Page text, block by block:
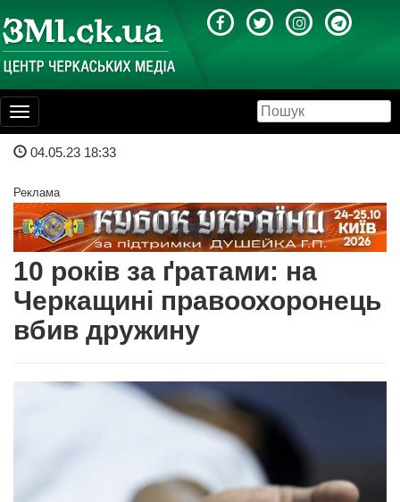
Toggle
navigation
04.05.23 18:33
Реклама
10 років за ґратами: на
Черкащині правоохоронець
вбив дружину